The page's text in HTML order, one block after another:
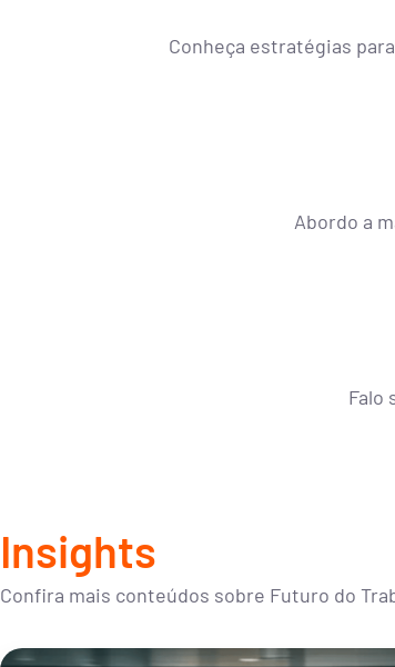
Conheça estratégias
Abordo a
Falo
Insights
Confira mais conteúdos sobre Futuro do